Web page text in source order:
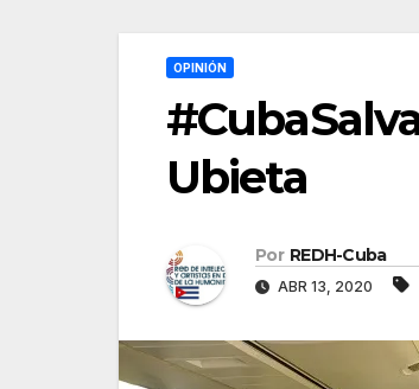
OPINIÓN
Ubieta
Por REDH-Cuba
ABR 13, 2020